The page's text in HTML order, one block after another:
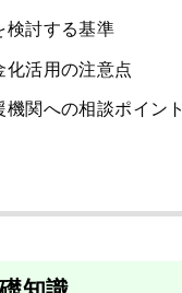
検討する基準
化活用の注意点
関への相談ポイント